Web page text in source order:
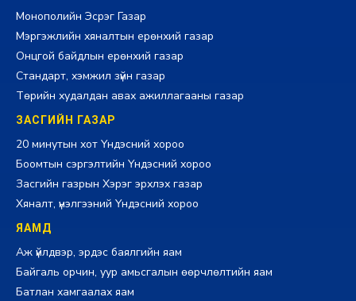
Монополийн Эсрэг Газар
Мэргэжлийн хяналтын ерөнхий газар
Онцгой байдлын ерөнхий газар
Стандарт, хэмжил зүйн газар
Төрийн худалдан авах ажиллагааны газар
ЗАСГИЙН ГАЗАР
20 минутын хот Үндэсний хороо
Боомтын сэргэлтийн Үндэсний хороо
Засгийн газрын Хэрэг эрхлэх газар
Хяналт, үнэлгээний Үндэсний хороо
ЯАМД
Аж үйлдвэр, эрдэс баялгийн яам
Байгаль орчин, уур амьсгалын өөрчлөлтийн яам
Батлан хамгаалах яам